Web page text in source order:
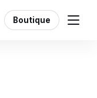
Boutique